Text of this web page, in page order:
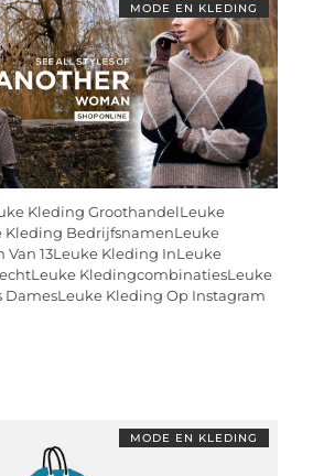
MODE EN KLEDING
Kleding GroothandelLeuke
Kleding BedrijfsnamenLeuke
Van 13Leuke Kleding InLeuke
KledingcombinatiesLeuke
Kleding Op Instagram
MODE EN KLEDING